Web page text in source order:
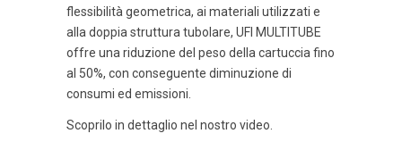
flessibilità geometrica, ai materiali utilizzati e
alla doppia struttura tubolare, UFI MULTITUBE
offre una riduzione del peso della cartuccia fino
al 50%, con conseguente diminuzione di
consumi ed emissioni.
Scoprilo in dettaglio nel nostro video.